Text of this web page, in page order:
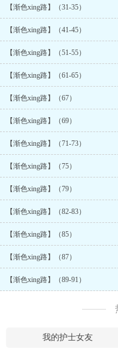
【渐色xing路】（31-35）
【渐色xing路】（41-45）
【渐色xing路】（51-55）
【渐色xing路】（61-65）
【渐色xing路】（67）
【渐色xing路】（69）
【渐色xing路】（71-73）
【渐色xing路】（75）
【渐色xing路】（79）
【渐色xing路】（82-83）
【渐色xing路】（85）
【渐色xing路】（87）
【渐色xing路】（89-91）
我的护士女友